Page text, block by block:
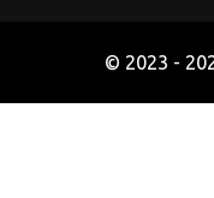
© 2023 -